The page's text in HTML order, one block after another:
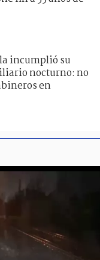
incumplió su
nocturno: no
en